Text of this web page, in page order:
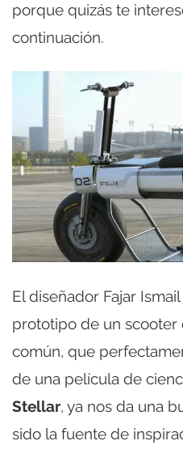
porque quizás te
continuación.
El diseñador Fajar
prototipo de un
común, que
de una película de
Stellar, ya nos da una
sido la fuente de